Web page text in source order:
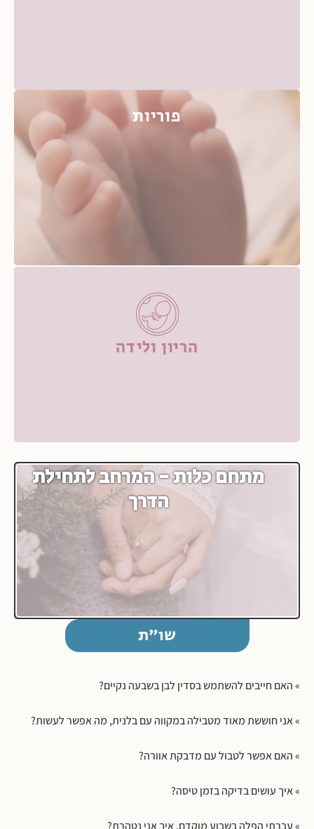
הריון ולידה
פוריות
מתחם כלות - המרחב לתחילת
הדרך
שו"ת
» האם חייבים להשתמש בסדין לבן בשבעה נקיים?
» אני חוששת מאוד מטבילה במקווה עם בלנית, מה אפשר לעשות?
» האם אפשר לטבול עם מדבקת אוורה?
» איך עושים בדיקה בזמן טיסה?
» עברתי הפלה בשבוע מוקדם, איך אני נטהרת?